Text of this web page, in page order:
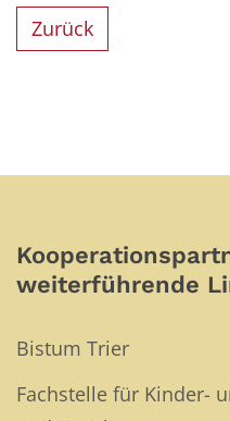
Zurück
weiterführende
Bistum Trier
Fachstelle für Kinder-